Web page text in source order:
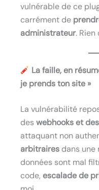
vulnérable de ce
carrément de
administrateur. Rien
La faille, en
je prends ton site »
La vulnérabilité
des webhooks et
attaquant non
arbitraires dans une
données sont mal
code, escalade de